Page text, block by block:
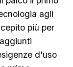
agli
più per
d'uso